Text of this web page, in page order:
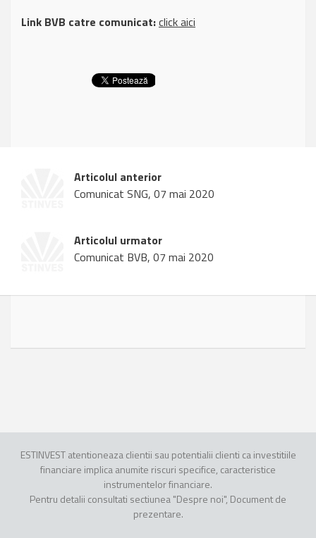
Link BVB catre comunicat:click aici
Articolul anterior
Comunicat SNG, 07 mai 2020
Articolul urmator
Comunicat BVB, 07 mai 2020
ESTINVEST atentioneaza clientii sau potentialii clienti ca investitiile
financiare implica anumite riscuri specifice, caracteristice
instrumentelor financiare.
Pentru detalii consultati sectiunea "Despre noi", Document de
prezentare.